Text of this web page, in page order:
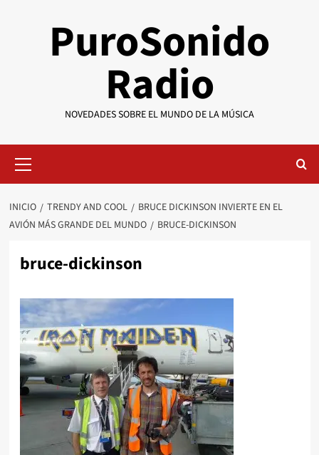
PuroSonido
Radio
NOVEDADES SOBRE EL MUNDO DE LA MÚSICA
primario
INICIO TRENDY AND COOL
BRUCE DICKINSON INVIERTE EN EL
AVIÓN MÁS GRANDE DEL MUNDO
BRUCE-DICKINSON
bruce-dickinson